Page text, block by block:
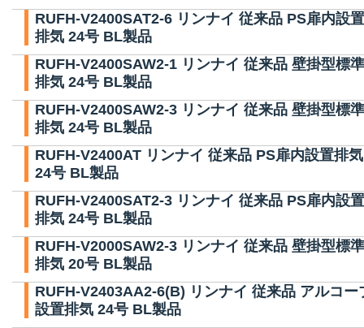
RUFH-V2400SAT2-6 リンナイ 従来品 PS扉内設置
排気 24号 BL製品
RUFH-V2400SAW2-1 リンナイ 従来品 壁掛型標準
排気 24号 BL製品
RUFH-V2400SAW2-3 リンナイ 従来品 壁掛型標準
排気 24号 BL製品
RUFH-V2400AT リンナイ 従来品 PS扉内設置排気
24号 BL製品
RUFH-V2400SAT2-3 リンナイ 従来品 PS扉内設置
排気 24号 BL製品
RUFH-V2000SAW2-3 リンナイ 従来品 壁掛型標準
排気 20号 BL製品
RUFH-V2403AA2-6(B) リンナイ 従来品 アルコー
設置排気 24号 BL製品